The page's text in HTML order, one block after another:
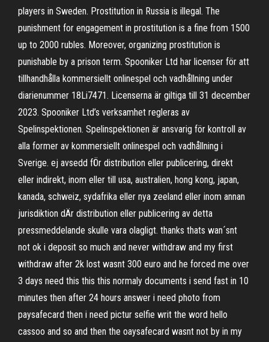
players in Sweden. Prostitution in Russia is illegal. The
punishment for engagement in prostitution is a fine from 1500
up to 2000 rubles. Moreover, organizing prostitution is
punishable by a prison term. Spooniker Ltd har licenser för att
tillhandhålla kommersiellt onlinespel och vadhållning under
diarienummer 18Li7471. Licenserna är giltiga till 31 december
2023. Spooniker Ltd’s verksamhet regleras av
Spelinspektionen. Spelinspektionen är ansvarig för kontroll av
alla former av kommersiellt onlinespel och vadhållning i
Sverige. ej avsedd fÖr distribution eller publicering, direkt
eller indirekt, inom eller till usa, australien, hong kong, japan,
kanada, schweiz, sydafrika eller nya zeeland eller inom annan
jurisdiktion dÄr distribution eller publicering av detta
pressmeddelande skulle vara olagligt. thanks thats wan´snt
not ok i deposit so much and never withdraw and my first
withdraw after 2k lost wasnt 300 euro and he forced me over
3 days need this this this normaly documents i send fast in 10
minutes then after 24 hours answer i need photo from
paysafecard then i need pictur selfie writ the word hello
cassoo and so and then the oaysafecard wasnt not by in my